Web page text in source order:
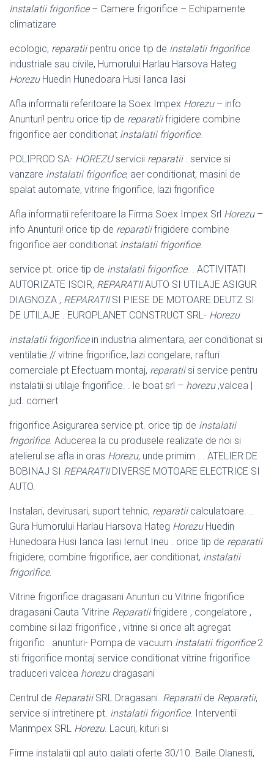
Instalatii frigorifice– Camere frigorifice – Echipamente
climatizare
ecologic, reparatiipentru orice tip de instalatii frigorifice
industriale sau civile, Humorului Harlau Harsova Hateg
HorezuHuedin Hunedoara Husi Ianca Iasi
Afla informatii referitoare la Soex Impex Horezu– info
Anunturi! pentru orice tip de reparatiifrigidere combine
frigorifice aer conditionat instalatii frigorifice.
POLIPROD SA- HOREZUservicii reparatii. service si
vanzare instalatii frigorifice, aer conditionat, masini de
spalat automate, vitrine frigorifice, lazi frigorifice
Afla informatii referitoare la Firma Soex Impex Srl Horezu–
info Anunturi! orice tip de reparatiifrigidere combine
frigorifice aer conditionat instalatii frigorifice.
service pt. orice tip de instalatii frigorifice. . ACTIVITATI
AUTORIZATE ISCIR, REPARATIIAUTO SI UTILAJE ASIGUR
DIAGNOZA , REPARATIISI PIESE DE MOTOARE DEUTZ SI
DE UTILAJE . EUROPLANET CONSTRUCT SRL- Horezu
instalatii frigorificein industria alimentara, aer conditionat si
ventilatie // vitrine frigorifice, lazi congelare, rafturi
comerciale pt Efectuam montaj, reparatiisi service pentru
instalatii si utilaje frigorifice. . le boat srl – horezu,valcea |
jud. comert
frigorifice.Asigurarea service pt. orice tip de instalatii
frigorifice. Aducerea la cu produsele realizate de noi si
atelierul se afla in oras Horezu, unde primim . . ATELIER DE
BOBINAJ SI REPARATIIDIVERSE MOTOARE ELECTRICE SI
AUTO.
Instalari, devirusari, suport tehnic, reparatiicalculatoare. ..
Gura Humorului Harlau Harsova Hateg HorezuHuedin
Hunedoara Husi Ianca Iasi Iernut Ineu . orice tip de reparatii
frigidere, combine frigorifice, aer conditionat, instalatii
frigorifice.
Vitrine frigorifice dragasani Anunturi cu Vitrine frigorifice
dragasani Cauta ‘Vitrine Reparatiifrigidere , congelatore ,
combine si lazi frigorifice , vitrine si orice alt agregat
frigorific . anunturi- Pompa de vacuum instalatii frigorifice2
sti frigorifice montaj service conditionat vitrine frigorifice
traduceri valcea horezudragasani
Centrul de ReparatiiSRL Dragasani. Reparatiide Reparatii,
service si intretinere pt. instalatii frigorifice. Interventii
Marimpex SRL Horezu. Lacuri, kituri si
Firme instalatii gpl auto galati oferte 30/10. Baile Olanesti,